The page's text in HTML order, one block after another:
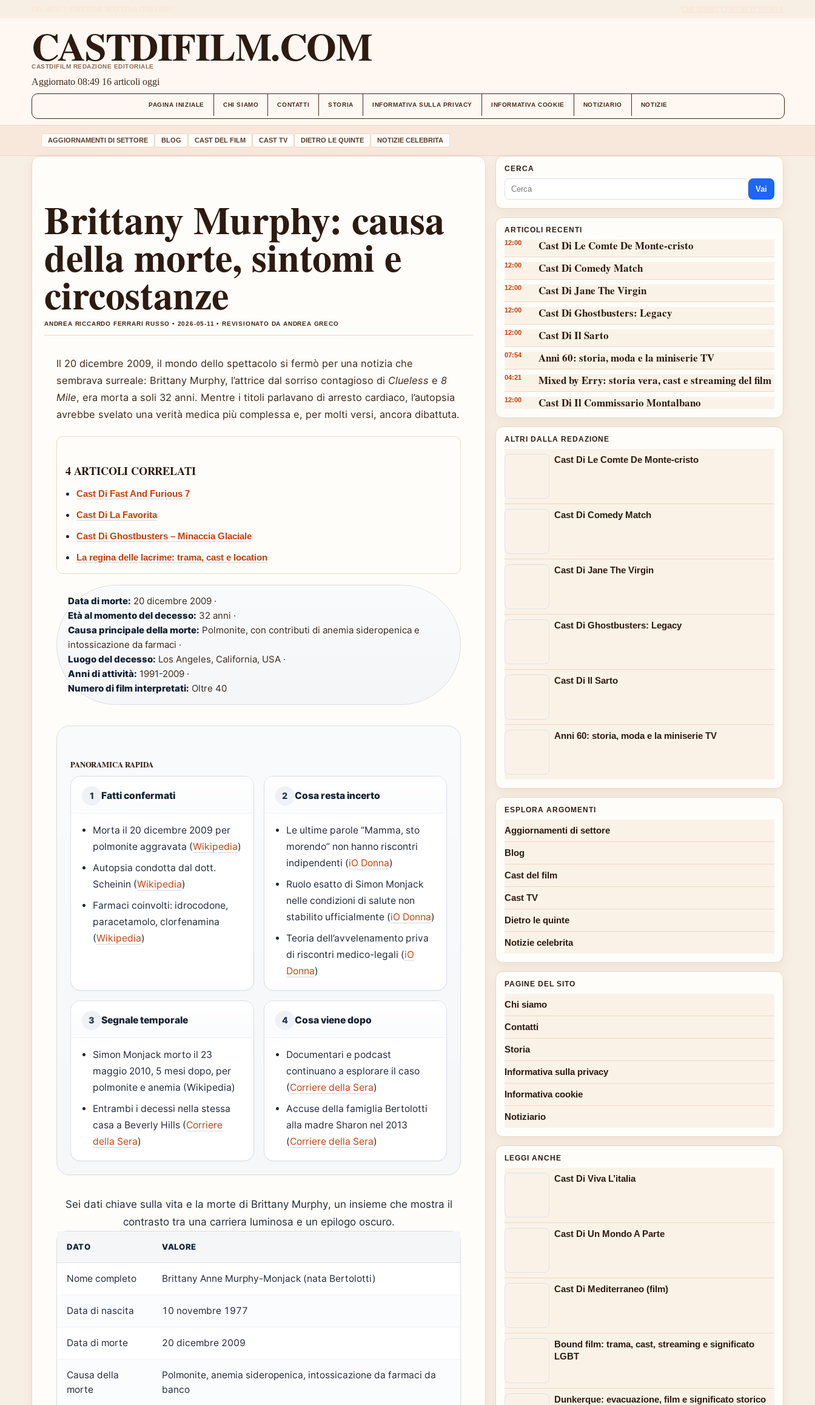
CASTDIFILM.COM
CASTDIFILM REDAZIONE EDITORIALE
Aggiornato 08:49 16 articoli oggi
PAGINA INIZIALE CHI SIAMO CONTATTI STORIA INFORMATIVA SULLA PRIVACY INFORMATIVA COOKIE NOTIZIARIO NOTIZIE
AGGIORNAMENTI DI SETTORE BLOG CAST DEL FILM CAST TV DIETRO LE QUINTE NOTIZIE CELEBRITA
Brittany Murphy: causa
della morte, sintomi e
circostanze
ANDREA RICCARDO FERRARI RUSSO • 2026-05-11 • REVISIONATO DA ANDREA GRECO
Il 20 dicembre 2009, il mondo dello spettacolo si fermò per una notizia che
sembrava surreale: Brittany Murphy, l’attrice dal sorriso contagioso di Clueless e 8
Mile, era morta a soli 32 anni. Mentre i titoli parlavano di arresto cardiaco, l’autopsia
avrebbe svelato una verità medica più complessa e, per molti versi, ancora dibattuta.
4 ARTICOLI CORRELATI
Cast Di Fast And Furious 7
Cast Di La Favorita
Cast Di Ghostbusters – Minaccia Glaciale
La regina delle lacrime: trama, cast e location
Data di morte: 20 dicembre 2009 ·
Età al momento del decesso: 32 anni ·
Causa principale della morte: Polmonite, con contributi di anemia sideropenica e
intossicazione da farmaci ·
Luogo del decesso: Los Angeles, California, USA ·
Anni di attività: 1991-2009 ·
Numero di film interpretati: Oltre 40
PANORAMICA RAPIDA
1 Fatti confermati
Morta il 20 dicembre 2009 per
polmonite aggravata (Wikipedia)
Autopsia condotta dal dott.
Scheinin (Wikipedia)
Farmaci coinvolti: idrocodone,
paracetamolo, clorfenamina
(Wikipedia)
2 Cosa resta incerto
Le ultime parole “Mamma, sto
morendo” non hanno riscontri
indipendenti (iO Donna)
Ruolo esatto di Simon Monjack
nelle condizioni di salute non
stabilito ufficialmente (iO Donna)
Teoria dell’avvelenamento priva
di riscontri medico-legali (iO
Donna)
3 Segnale temporale
Simon Monjack morto il 23
maggio 2010, 5 mesi dopo, per
polmonite e anemia (Wikipedia)
Entrambi i decessi nella stessa
casa a Beverly Hills (Corriere
della Sera)
4 Cosa viene dopo
Documentari e podcast
continuano a esplorare il caso
(Corriere della Sera)
Accuse della famiglia Bertolotti
alla madre Sharon nel 2013
(Corriere della Sera)
Sei dati chiave sulla vita e la morte di Brittany Murphy, un insieme che mostra il
contrasto tra una carriera luminosa e un epilogo oscuro.
DATO VALORE
Nome completo Brittany Anne Murphy-Monjack (nata Bertolotti)
Data di nascita 10 novembre 1977
Data di morte 20 dicembre 2009
Causa della
morte
Polmonite, anemia sideropenica, intossicazione da farmaci da
banco
CERCA
Vai
ARTICOLI RECENTI
12:00 Cast Di Le Comte De Monte-cristo
12:00 Cast Di Comedy Match
12:00 Cast Di Jane The Virgin
12:00 Cast Di Ghostbusters: Legacy
12:00 Cast Di Il Sarto
07:54 Anni 60: storia, moda e la miniserie TV
04:21 Mixed by Erry: storia vera, cast e streaming del film
12:00 Cast Di Il Commissario Montalbano
ALTRI DALLA REDAZIONE
Cast Di Le Comte De Monte-cristo
Cast Di Comedy Match
Cast Di Jane The Virgin
Cast Di Ghostbusters: Legacy
Cast Di Il Sarto
Anni 60: storia, moda e la miniserie TV
ESPLORA ARGOMENTI
Aggiornamenti di settore
Blog
Cast del film
Cast TV
Dietro le quinte
Notizie celebrita
PAGINE DEL SITO
Chi siamo
Contatti
Storia
Informativa sulla privacy
Informativa cookie
Notiziario
LEGGI ANCHE
Cast Di Viva L’italia
Cast Di Un Mondo A Parte
Cast Di Mediterraneo (film)
Bound film: trama, cast, streaming e significato
LGBT
Dunkerque: evacuazione, film e significato storico